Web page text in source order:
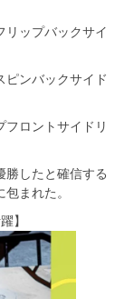
リップバックサイ
ピンバックサイド
ロントサイドリ
勝したと確信する
まれた。
】